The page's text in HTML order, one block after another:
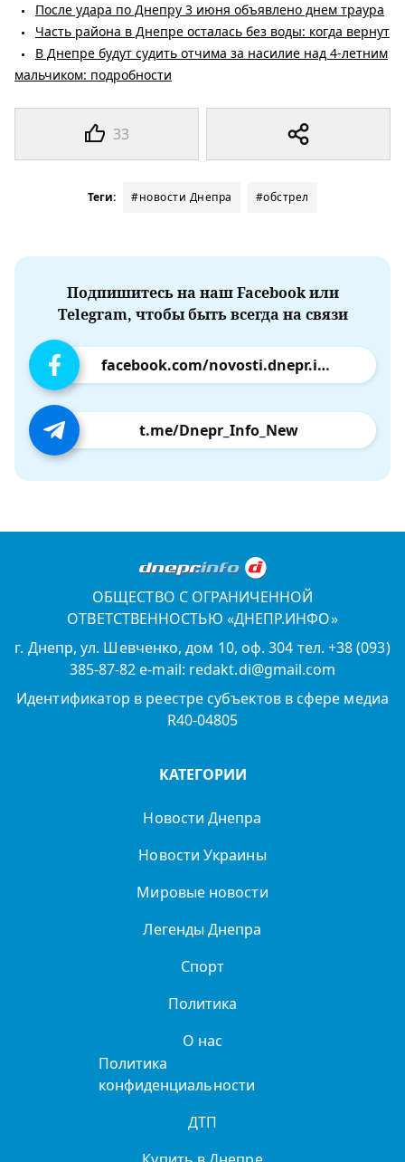
33
После удара по Днепру 3 июня объявлено днем ​​траура
Часть района в Днепре осталась без воды: когда вернут
В Днепре будут судить отчима за насилие над 4-летним
мальчиком: подробности
Теги: #новости Днепра #обстрел
Подпишитесь на наш Facebook или
Telegram, чтобы быть всегда на связи
facebook.com/novosti.dnepr.info
t.me/Dnepr_Info_New
ОБЩЕСТВО С ОГРАНИЧЕННОЙ
ОТВЕТСТВЕННОСТЬЮ «ДНЕПР.ИНФО»
г. Днепр, ул. Шевченко, дом 10, оф. 304 тел. +38 (093)
385-87-82 e-mail: redakt.di@gmail.com
Идентификатор в реестре субъектов в сфере медиа
R40-04805
КАТЕГОРИИ
Новости Днепра
Новости Украины
Мировые новости
Легенды Днепра
Спорт
Политика
О нас
Политика
конфиденциальности
ДТП